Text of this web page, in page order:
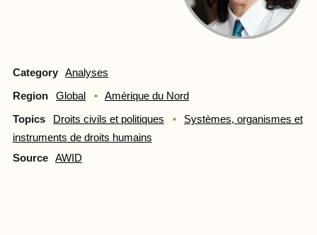
Category Analyses
Region Global Amérique du Nord
Topics Droits civils et politiques
Systèmes, organismes et
instruments de droits humains
Source
AWID